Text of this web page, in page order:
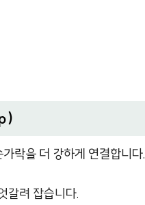
락을 더 강하게 연결합니다.
갈려 잡습니다.